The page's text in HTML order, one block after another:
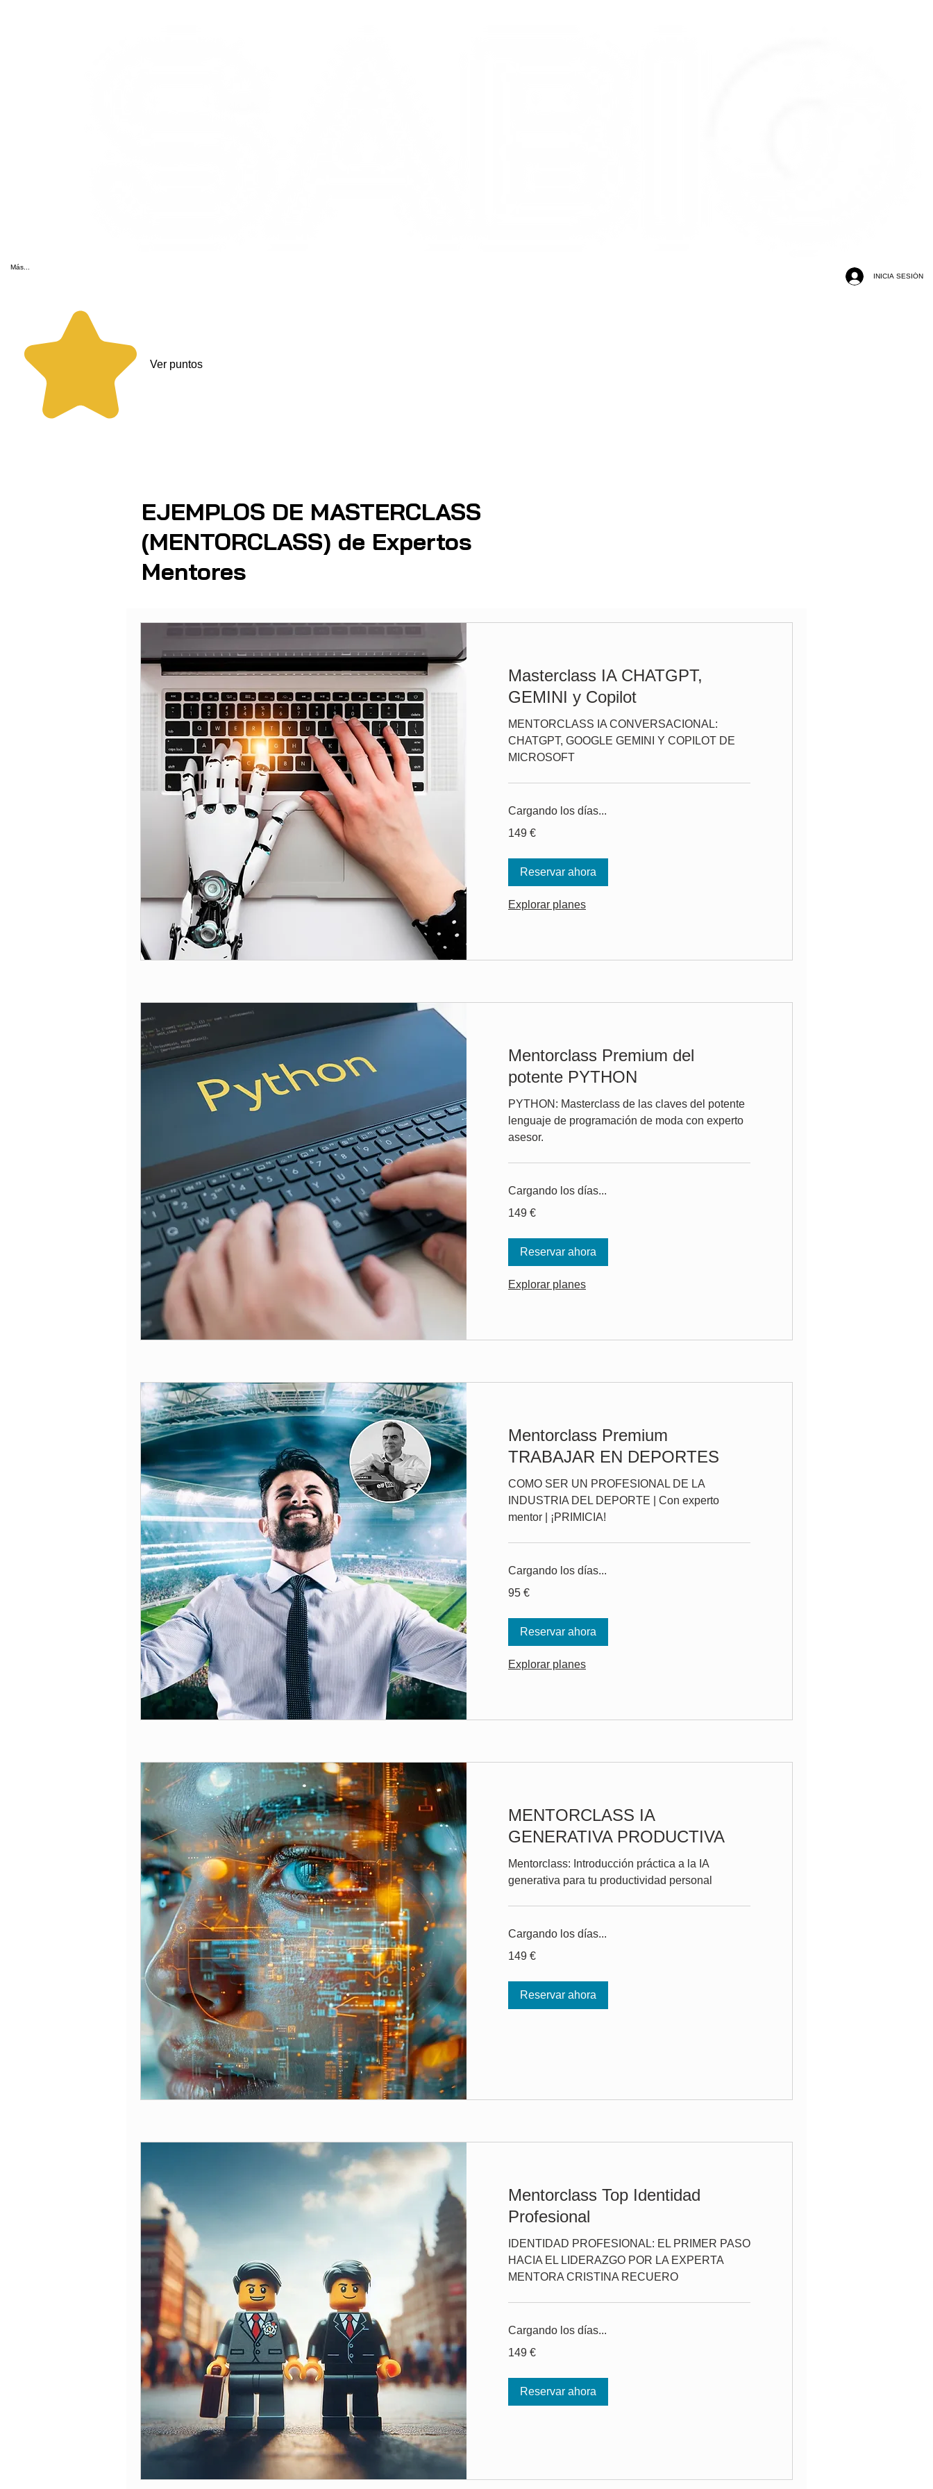
Más...
INICIA SESIÓN
Ver puntos
EJEMPLOS DE MASTERCLASS
(MENTORCLASS) de Expertos
Mentores
Masterclass IA CHATGPT,
GEMINI y Copilot
MENTORCLASS IA CONVERSACIONAL:
CHATGPT, GOOGLE GEMINI Y COPILOT DE
MICROSOFT
Cargando los días...
euros
149 €
Reservar ahora
Explorar planes
Mentorclass Premium del
potente PYTHON
PYTHON: Masterclass de las claves del potente
lenguaje de programación de moda con experto
asesor.
Cargando los días...
euros
149 €
Reservar ahora
Explorar planes
Mentorclass Premium
TRABAJAR EN DEPORTES
COMO SER UN PROFESIONAL DE LA
INDUSTRIA DEL DEPORTE | Con experto
mentor | ¡PRIMICIA!
Cargando los días...
euros
95 €
Reservar ahora
Explorar planes
MENTORCLASS IA
GENERATIVA PRODUCTIVA
Mentorclass: Introducción práctica a la IA
generativa para tu productividad personal
Cargando los días...
euros
149 €
Reservar ahora
Mentorclass Top Identidad
Profesional
IDENTIDAD PROFESIONAL: EL PRIMER PASO
HACIA EL LIDERAZGO POR LA EXPERTA
MENTORA CRISTINA RECUERO
Cargando los días...
euros
149 €
Reservar ahora